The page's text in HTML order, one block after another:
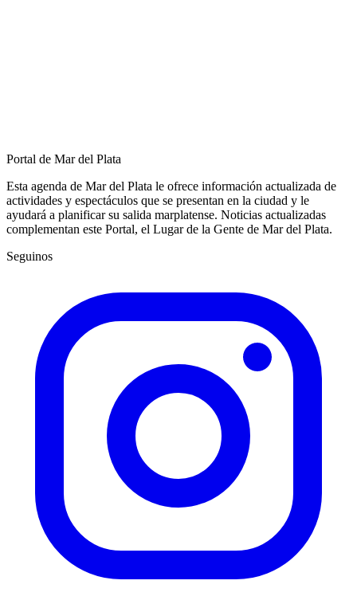
Portal de Mar del Plata
Esta agenda de Mar del Plata le ofrece información actualizada de
actividades y espectáculos que se presentan en la ciudad y le
ayudará a planificar su salida marplatense. Noticias actualizadas
complementan este Portal, el Lugar de la Gente de Mar del Plata.
Seguinos